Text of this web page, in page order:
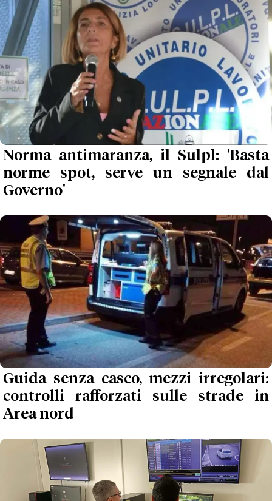
Norma antimaranza, il Sulpl: 'Basta
norme spot, serve un segnale dal
Governo'
Guida senza casco, mezzi irregolari:
controlli rafforzati sulle strade in
Area nord